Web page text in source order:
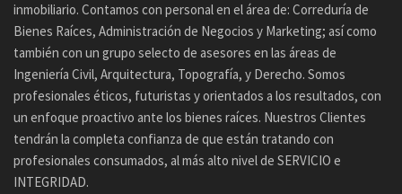
inmobiliario. Contamos con personal en el área de: Correduría de
Bienes Raíces, Administración de Negocios y Marketing; así como
también con un grupo selecto de asesores en las áreas de
Ingeniería Civil, Arquitectura, Topografía, y Derecho. Somos
profesionales éticos, futuristas y orientados a los resultados, con
un enfoque proactivo ante los bienes raíces. Nuestros Clientes
tendrán la completa confianza de que están tratando con
profesionales consumados, al más alto nivel de SERVICIO e
INTEGRIDAD.